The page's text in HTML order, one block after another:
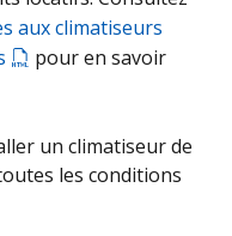
aux climatiseurs
pour en savoir
un climatiseur de
les conditions